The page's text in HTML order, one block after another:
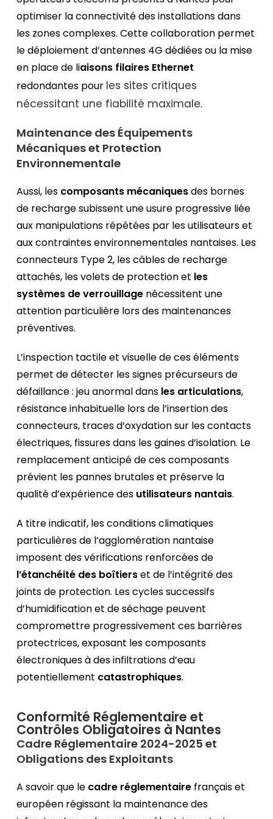
optimiser la connectivité des installations dans
les zones complexes. Cette collaboration permet
le déploiement d’antennes 4G dédiées ou la mise
en place de liaisons filaires Ethernet
redondantes pour les sites critiques
nécessitant une fiabilité maximale.
Maintenance des Équipements
Mécaniques et Protection
Environnementale
Aussi, les composants mécaniquesdes bornes
de recharge subissent une usure progressive liée
aux manipulations répétées par les utilisateurs et
aux contraintes environnementales nantaises. Les
connecteurs Type 2, les câbles de recharge
attachés, les volets de protection et les
systèmes de verrouillage nécessitent une
attention particulière lors des maintenances
préventives.
L’inspection tactile et visuelle de ces éléments
permet de détecter les signes précurseurs de
défaillance : jeu anormal dans les articulations,
résistance inhabituelle lors de l’insertion des
connecteurs, traces d’oxydation sur les contacts
électriques, fissures dans les gaines d’isolation. Le
remplacement anticipé de ces composants
prévient les pannes brutales et préserve la
qualité d’expérience des utilisateurs nantais.
A titre indicatif, les conditions climatiques
particulières de l’agglomération nantaise
imposent des vérifications renforcées de
l’étanchéité des boîtierset de l’intégrité des
joints de protection. Les cycles successifs
d’humidification et de séchage peuvent
compromettre progressivement ces barrières
protectrices, exposant les composants
électroniques à des infiltrations d’eau
potentiellement catastrophiques.
Conformité Réglementaire et
Contrôles Obligatoires à Nantes
Cadre Réglementaire 2024-2025 et
Obligations des Exploitants
A savoir que le cadre réglementaire français et
européen régissant la maintenance des